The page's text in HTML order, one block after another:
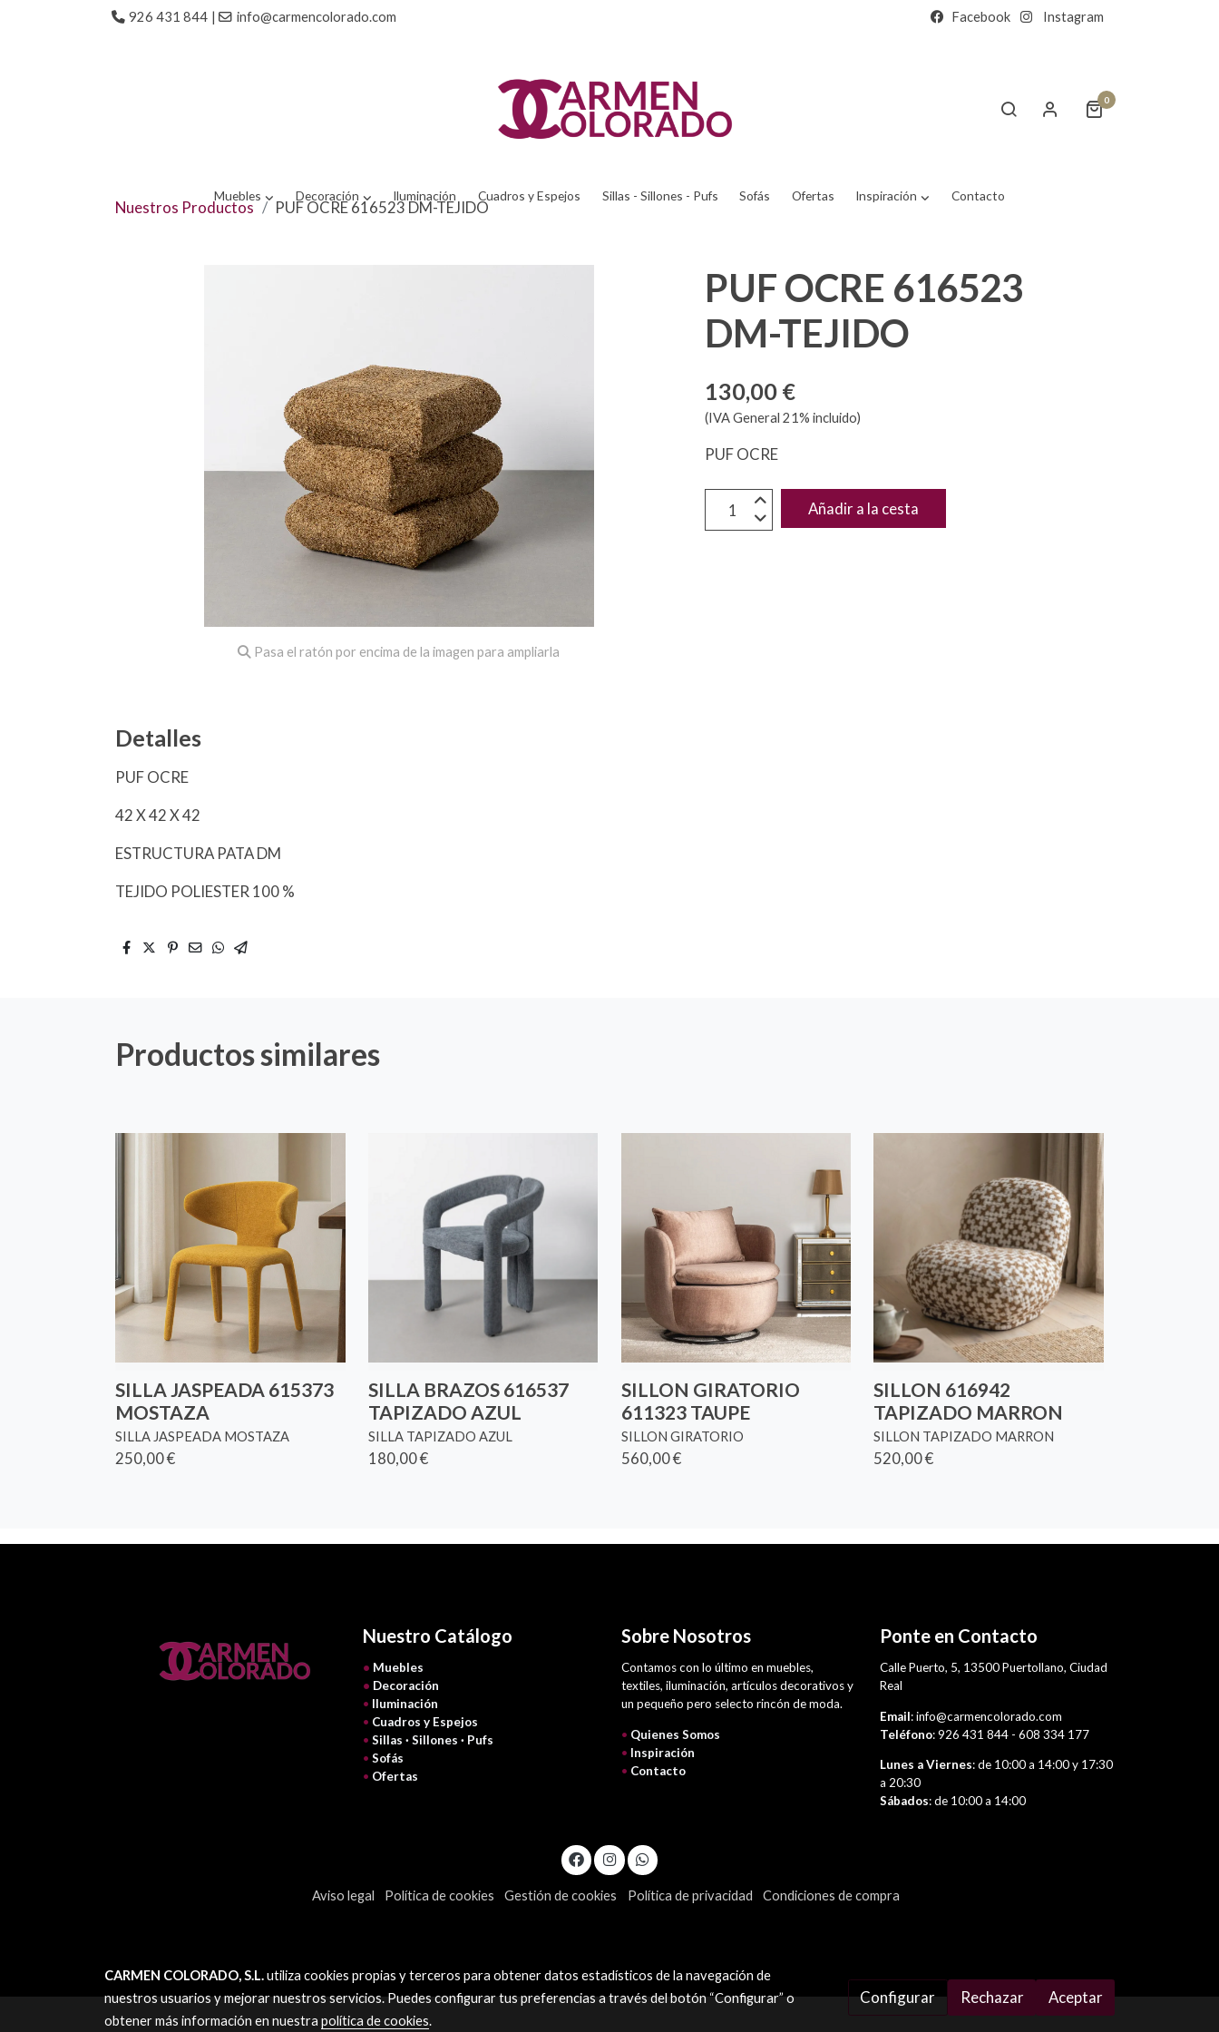
926 431 844 | info@carmencolorado.com Facebook Instagram
0
Muebles Decoración Iluminación Cuadros y Espejos Sillas - Sillones - Pufs Sofás Ofertas Inspiración Contacto
Nuestros Productos PUF OCRE 616523 DM-TEJIDO
Pasa el ratón por encima de la imagen para ampliarla
Detalles
PUF OCRE
42 X 42 X 42
ESTRUCTURA PATA DM
TEJIDO POLIESTER 100 %
PUF OCRE 616523
DM-TEJIDO
130,00 €
(IVA General 21% incluido)
PUF OCRE
Añadir a la cesta
Productos similares
SILLA JASPEADA 615373
MOSTAZA
SILLA JASPEADA MOSTAZA
250,00 €
SILLA BRAZOS 616537
TAPIZADO AZUL
SILLA TAPIZADO AZUL
180,00 €
SILLON GIRATORIO
611323 TAUPE
SILLON GIRATORIO
560,00 €
SILLON 616942
TAPIZADO MARRON
SILLON TAPIZADO MARRON
520,00 €
Nuestro Catálogo
• Muebles
• Decoración
• Iluminación
• Cuadros y Espejos
• Sillas · Sillones · Pufs
• Sofás
• Ofertas
Sobre Nosotros
Contamos con lo último en muebles,
textiles, iluminación, artículos decorativos y
un pequeño pero selecto rincón de moda.
• Quienes Somos
• Inspiración
• Contacto
Ponte en Contacto
Calle Puerto, 5, 13500 Puertollano, Ciudad
Real
Email: info@carmencolorado.com
Teléfono: 926 431 844 - 608 334 177
Lunes a Viernes: de 10:00 a 14:00 y 17:30
a 20:30
Sábados: de 10:00 a 14:00
Aviso legal Política de cookies Gestión de cookies Política de privacidad Condiciones de compra
CARMEN COLORADO, S.L.utiliza cookies propias y terceros para obtener datos estadísticos de la navegación de
nuestros usuarios y mejorar nuestros servicios. Puedes configurar tus preferencias a través del botón “Configurar” o
obtener más información en nuestra política de cookies.
Configurar Rechazar Aceptar